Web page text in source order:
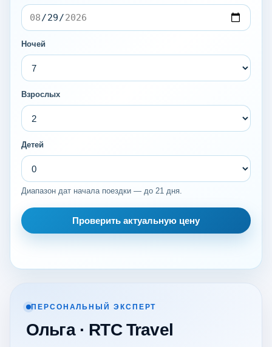
Ночей
Взрослых
Детей
Диапазон дат начала поездки — до 21 дня.
Проверить актуальную цену
ПЕРСОНАЛЬНЫЙ ЭКСПЕРТ
Ольга · RTC Travel